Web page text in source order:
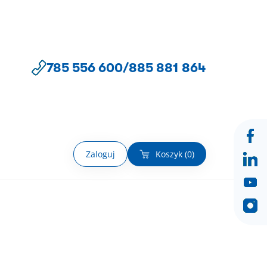
785 556 600/885 881 864
Zaloguj Koszyk (0)